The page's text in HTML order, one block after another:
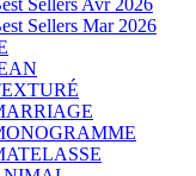
Sellers Avr 2026
Sellers Mar 2026